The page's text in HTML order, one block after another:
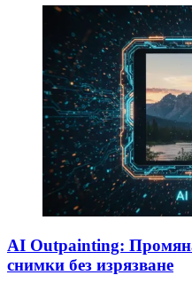
AI Outpainting:
снимки без изрязване